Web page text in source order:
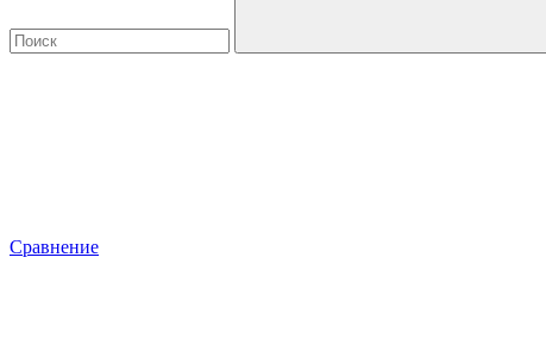
Сравнение